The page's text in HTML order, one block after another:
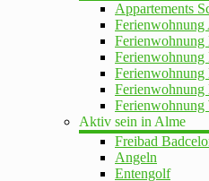
Appartements
Ferienwohnung
Ferienwohnung
Ferienwohnung
Ferienwohnung
Ferienwohnung
Ferienwohnung
Aktiv sein in Alme
Freibad
Angeln
Entengolf